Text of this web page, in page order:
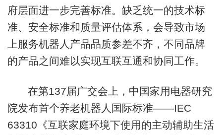
府层面进一步完善标准。缺乏统一的技术标
准、安全标准和质量评估体系，会导致市场
上服务机器人产品品质参差不齐，不同品牌
的产品之间难以实现互联互通和协同工作。
在第137届广交会上，中国家用电器研究
院发布首个养老机器人国际标准——IEC
63310《互联家庭环境下使用的主动辅助生活